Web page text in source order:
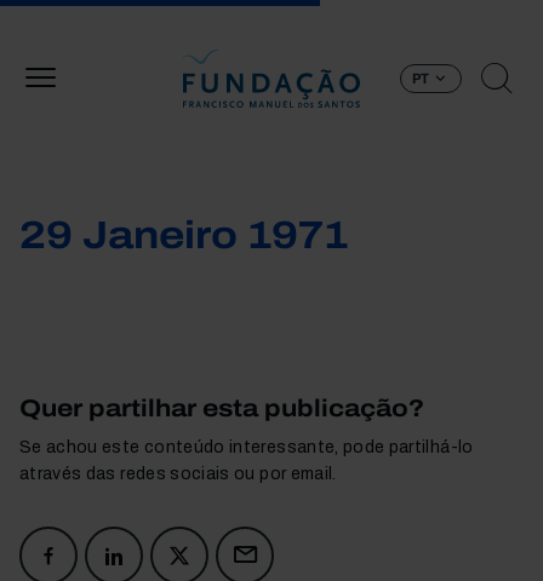
PT
29 Janeiro 1971
Quer partilhar esta publicação?
Se achou este conteúdo interessante, pode partilhá-lo
através das redes sociais ou por email.